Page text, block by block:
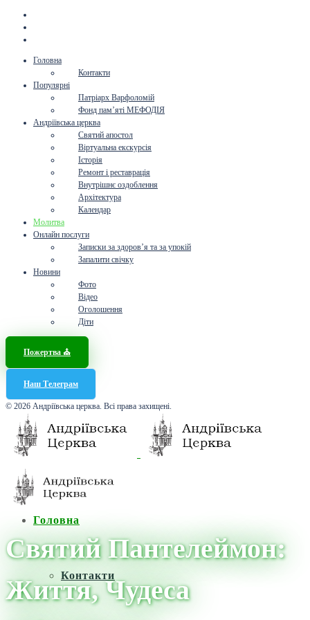
Головна
Контакти
Популярні
Патріарх Варфоломій
Фонд пам’яті МЕФОДІЯ
Андріївська церква
Святий апостол
Віртуальна екскурсія
Історія
Ремонт і реставрація
Внутрішнє оздоблення
Архітектура
Календар
Молитва
Онлайн послуги
Записки за здоров’я та за упокій
Запалити свічку
Новини
Фото
Відео
Оголошення
Діти
Пожертва ⛪️
Наш Телеграм
© 2026 Андріївська церква. Всі права захищені.
Головна
Контакти
Святий Пантелеймон:
Життя, Чудеса